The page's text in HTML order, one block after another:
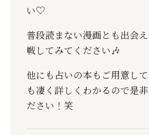
い♡
普段読まない漫画とも出会
戦してみてください 🎶
他にも占いの本もご用意し
も凄く詳しくわかるので是
ださい！笑